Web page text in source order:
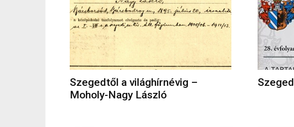
Szegedtől a világhírnévig –
Moholy-Nagy László